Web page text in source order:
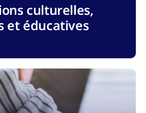
culturelles,
et éducatives